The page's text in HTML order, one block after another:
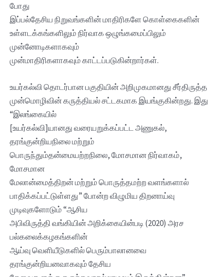
போது
இப்பல்தேசிய நிறுவங்களின் மாதிரிகளே கொள்கைகளின்
உள்ளடக்கங்களிலும் நிர்வாக ஒழுங்கமைப்பிலும்
முன்னோடிகளாகவும்
முன்மாதிரிகளாகவும் காட்டப்படுகின்றார்கள்.
உயர்கல்வி தொடர்பான பகுதியின் அறிமுகமானது சீர்திருத்த
முன்மொழிவின் கருத்தியல் சட்டகமாக இயங்குகின்றது. இது
“இலங்கையில்
[உயர்கல்வி]யானது வரையறுக்கப்பட்ட அணுகல்,
தரங்குன்றியநிலை மற்றும்
பொருந்தும்தன்மையற்றநிலை, மோசமான நிர்வாகம்,
மோசமான
மேலான்மைத்திறன் மற்றும் பொருத்தமற்ற வளங்களால்
பாதிக்கப்பட்டுள்ளது” போன்ற விழுமிய திறனாய்வு
முடிவுகளோடும் “ஆசிய
அபிவிருத்தி வங்கியின் அறிக்கையின்படி (2020) அரச
பல்கலைக்கழகங்களின்
ஆய்வு வெளியீடுகளில் பெரும்பாலானவை
தரங்குன்றியனவாகவும் தேசிய